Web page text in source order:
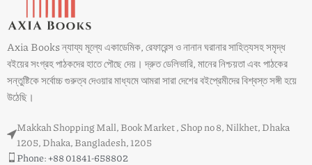
Axia Books ন্যায্য মূল্যে একাডেমিক, রেফারেন্স ও নানান ঘরানার সাহিত্যসহ সমৃদ্ধ
বইয়ের সংগ্রহ পাঠকদের হাতে পৌছে দেয়। দ্রুত ডেলিভারি, মানের নিশ্চয়তা এবং পাঠকের
সন্তুষ্টিকে সর্বোচ্চ গুরুত্ব দেওয়ার মাধ্যমে আমরা সারা দেশের বইপ্রেমীদের বিশ্বস্ত সঙ্গী হয়ে
উঠেছি।
Makkah Shopping Mall, Book Market , Shop no 8, Nilkhet, Dhaka
1205, Dhaka, Bangladesh, 1205
Phone: +88 01841-658802